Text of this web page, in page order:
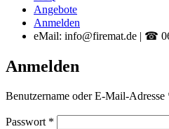
Angebote
Anmelden
eMail: info@firemat.de | ☎
Anmelden
Benutzername oder E-Mail-Adresse
Passwort *